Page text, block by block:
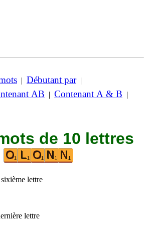
| Débutant par|
AB | Contenant A & B |
de 10 lettres
lettre
lettre